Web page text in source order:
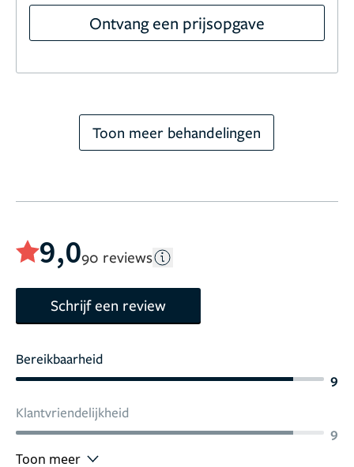
Ontvang een prijsopgave
Toon meer behandelingen
9,090 reviews
Schrijf een review
Bereikbaarheid
9
Klantvriendelijkheid
9
Toon meer